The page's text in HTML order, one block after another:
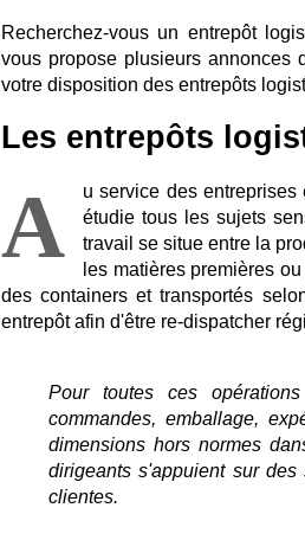
Recherchez-vous un entrepôt
vous propose plusieurs annonces
votre disposition des entrepôts
Les entrepôts
A
u service des
étudie tous les sujets
travail se situe entre la
les matières premières
des containers et transportés
entrepôt afin d'être re-dispatcher
Pour toutes ces
commandes, emballage,
dimensions hors normes
dirigeants s'appuient sur
clientes.